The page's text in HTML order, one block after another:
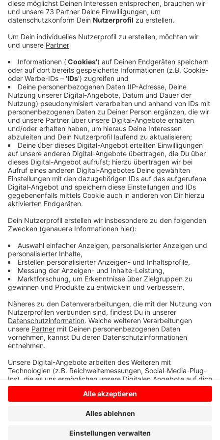
die Realschule jetzt erweitert.
Veröffentlicht:Donnerstag, 23.11.2023 15:22
Anzeige
Erweiterung der Realschule
Anzeige
Um die zusätzlichen Schüler auch räumlich
unterbringen zu können, wird die Realschule jetzt
erweitert. Die Schönstätter Marienschwestern als
Schulträgerin sowie die Stadt Borken und das Bistum
Münster finanzieren die Umbauten gemeinsam. Das
Gesamtbudget beträgt 5 Millionen Euro. Zum
Jahreswechsel 2024/25 sollen der Erweiterungsbau
und die neue Sporthalle fertiggestellt sein. Dann
beginnen die Renovierungsarbeiten am Altbau der
Schule und die Auffrischung des Außenbereichs. Bis
Mai 2025 sollen dann alle Maßnahmen abgeschlossen
sein.
Anzeige
Anzeige